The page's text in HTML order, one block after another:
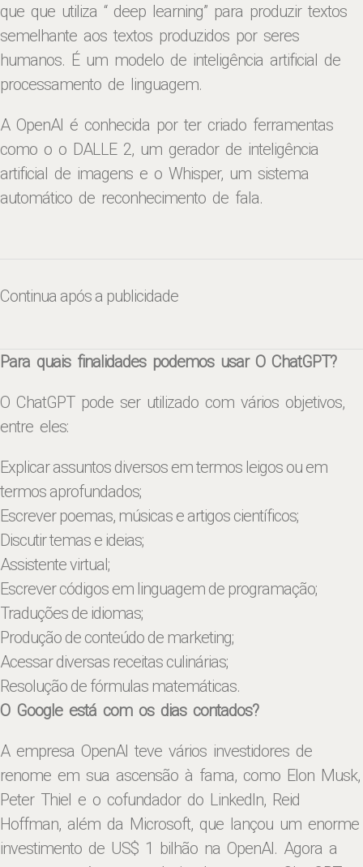
que que utiliza “ deep learning” para produzir textos
semelhante aos textos produzidos por seres
humanos. É um modelo de inteligência artificial de
processamento de linguagem.
A OpenAI é conhecida por ter criado ferramentas
como o o DALLE 2, um gerador de inteligência
artificial de imagens e o Whisper, um sistema
automático de reconhecimento de fala.
Continua após a publicidade
Para quais finalidades podemos usar O ChatGPT?
O ChatGPT pode ser utilizado com vários objetivos,
entre eles:
Explicar assuntos diversos em termos leigos ou em
termos aprofundados;
Escrever poemas, músicas e artigos científicos;
Discutir temas e ideias;
Assistente virtual;
Escrever códigos em linguagem de programação;
Traduções de idiomas;
Produção de conteúdo de marketing;
Acessar diversas receitas culinárias;
Resolução de fórmulas matemáticas.
O Google está com os dias contados?
A empresa OpenAI teve vários investidores de
renome em sua ascensão à fama, como Elon Musk,
Peter Thiel e o cofundador do LinkedIn, Reid
Hoffman, além da Microsoft, que lançou um enorme
investimento de US$ 1 bilhão na OpenAI. Agora a